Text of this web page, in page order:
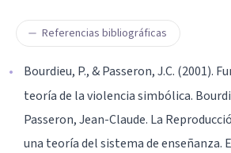
Referencias bibliográficas
Bourdieu, P., & Passeron, J.C. (2001).
teoría de la violencia simbólica.
Passeron, Jean-Claude. La
una teoría del sistema de enseñanza.